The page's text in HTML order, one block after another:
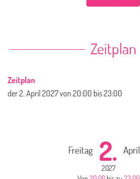
Zeitplan
Zeitplan
der2. April 2027von 20:00 bis 23:00
Freitag 2. April
2027